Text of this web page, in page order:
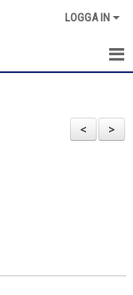
LOGGA IN
>
<